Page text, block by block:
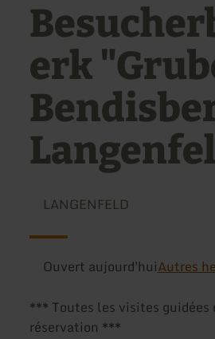
erk
LANGENFELD
Ouvert aujourd'huiAutres
*** Toutes les visites
réservation ***